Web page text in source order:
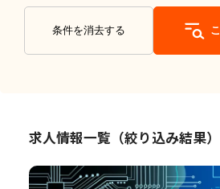
条件を消去する
求人情報一覧（絞り込み結果）